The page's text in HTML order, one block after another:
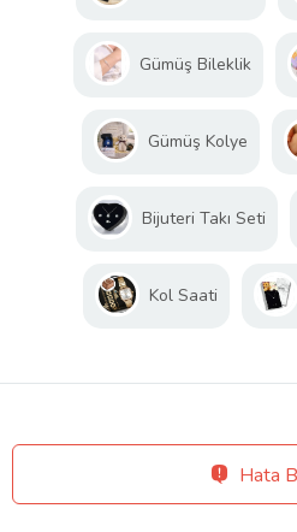
Gümüş Bileklik
Gümüş Kolye
Bijuteri Takı Seti
Kol Saati
Hata